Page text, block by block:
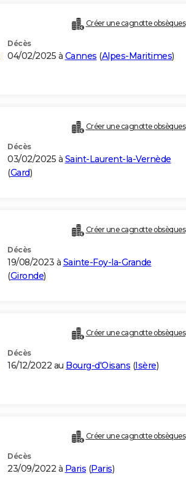
Créer une cagnotte obsèques
Décès
04/02/2025 à Cannes (Alpes-Maritimes)
Créer une cagnotte obsèques
Décès
03/02/2025 à Saint-Laurent-la-Vernède
(Gard)
Créer une cagnotte obsèques
Décès
19/08/2023 à Sainte-Foy-la-Grande
(Gironde)
Créer une cagnotte obsèques
Décès
16/12/2022 au Bourg-d'Oisans (Isère)
Créer une cagnotte obsèques
Décès
23/09/2022 à Paris (Paris)